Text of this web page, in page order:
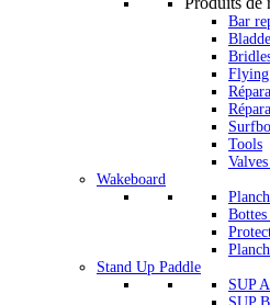
Bar
Tools
Wakeboard
Bottes
Stand Up Paddle
SUP